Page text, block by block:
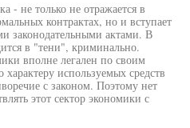
- не только не отражается в
контрактах, но и вступает
законодательными актами. В
в "тени", криминально.
вполне легален по своим
используемых средств
с законом. Поэтому нет
этот сектор экономики с